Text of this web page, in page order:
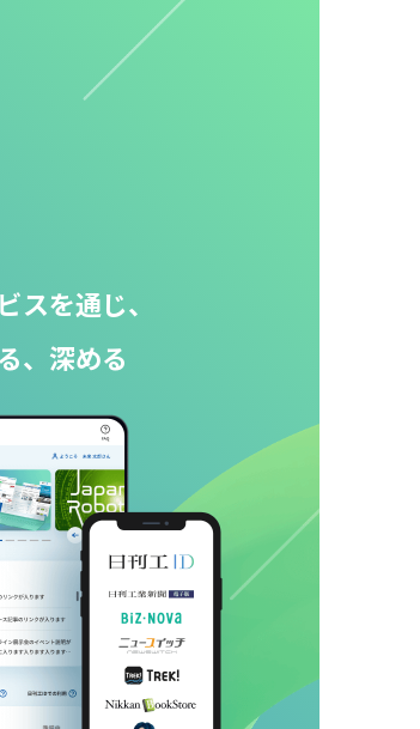
スを通じ、
、深める